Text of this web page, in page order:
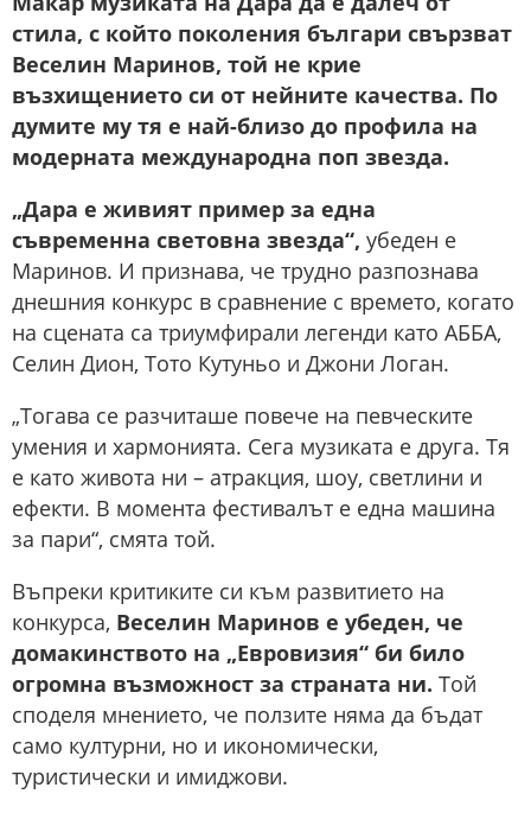
стила, с който поколения българи свързват
Веселин Маринов, той не крие
възхищението си от нейните качества. По
думите му тя е най-близо до профила на
модерната международна поп звезда.
„Дара е живият пример за една
съвременна световна звезда“, убеден е
Маринов. И признава, че трудно разпознава
днешния конкурс в сравнение с времето, когато
на сцената са триумфирали легенди като АББА,
Селин Дион, Тото Кутуньо и Джони Логан.
„Тогава се разчиташе повече на певческите
умения и хармонията. Сега музиката е друга. Тя
е като живота ни – атракция, шоу, светлини и
ефекти. В момента фестивалът е една машина
за пари“, смята той.
Въпреки критиките си към развитието на
конкурса, Веселин Маринов е убеден, че
домакинството на „Евровизия“ би било
огромна възможност за страната ни. Той
споделя мнението, че ползите няма да бъдат
само културни, но и икономически,
туристически и имиджови.